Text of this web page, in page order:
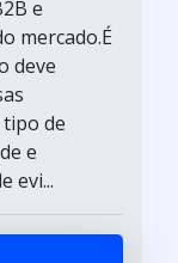
e
mercado.É
deve
tipo de
e
evi...